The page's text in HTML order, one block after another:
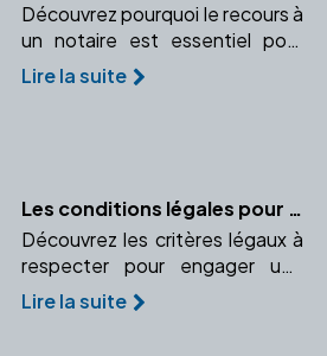
Découvrez pourquoi le recours à
un notaire est essentiel pour
sécuriser et optimiser une
donation. Apprenez-en plus sur
Lire la suite
Les conditions légales pour adopter en France
Découvrez les critères légaux à
respecter pour engager une
procédure d'adoption en
France. Informez-vous sur l'âge,
Lire la suite